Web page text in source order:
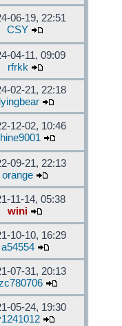
06-19, 22:51
CSY
04-11, 09:09
rfrkk
02-21, 22:18
12-02, 10:46
09-21, 22:13
orange
11-14, 05:38
wini
10-10, 16:29
a54554
07-31, 20:13
05-24, 19:30